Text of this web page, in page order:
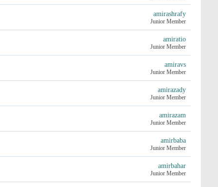
amirashrafy
Junior Member
amiratio
Junior Member
amiravs
Junior Member
amirazady
Junior Member
amirazam
Junior Member
amirbaba
Junior Member
amirbahar
Junior Member